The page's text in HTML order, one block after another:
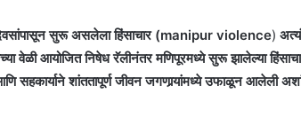
सुरू असलेला हिंसाचार (manipur violence)
वेळी आयोजित निषेध रॅलीनंतर मणिपूरमध्ये सुरू झालेल्या
सहकार्याने शांततापूर्ण जीवन जगणार्‍यांमध्ये उफाळून आलेली